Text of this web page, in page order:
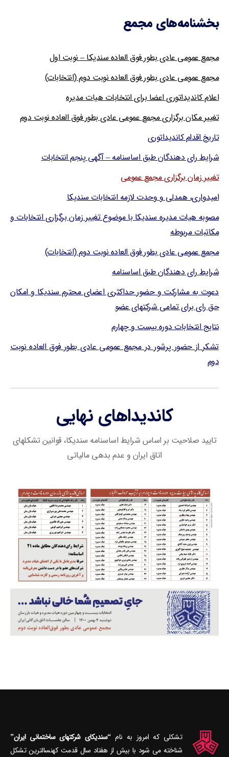
بخشنامه‌های مجمع
مجمع عمومی عادی بطور فوق العاده سندیکا – نوبت اول
مجمع عمومی عادی بطور فوق العاده نوبت دوم (انتخابات)
اعلام کاندیداتوری اعضا برای انتخابات هیات مدیره
تغییر مکان برگزاری مجمع عمومی عادی بطور فوق العاده نوبت دوم
تاریخ اقدام کاندیداتوری
شرایط رای دهندگان طبق اساسنامه – آگهی پنجم انتخابات
تغییر زمان برگزاری مجمع عمومی
امیدواری، همدلی و وحدت لازمه انتخابات سندیکا
مصوبه هیات مدیره سندیکا با موضوع تغییر زمان برگزاری انتخابات و
مکاتبات مربوطه
مجمع عمومی عادی بطور فوق العاده نوبت دوم (انتخابات)
شرایط رای دهندگان طبق اساسنامه
دعوت به مشارکت و حضور حداکثری اعضای محترم سندیکا و امکان
حق رای برای تمامی شرکتهای عضو
نتایج انتخابات دوره بیست و چهارم
تشکر از حضور پرشور در مجمع عمومی عادی بطور فوق العاده نوبت
دوم
کاندیداهای نهایی
تایید صلاحیت بر اساس شرایط اساسنامه سندیکا، قوانین تشکلهای
اتاق ایران و عدم بدهی مالیاتی
تشکلی که امروز به نام“سندیکای شرکتهای ساختمانی ایران”
شناخته می‎ شود با بیش از هفتاد سال قدمت کهنسال‎ترین تشکل